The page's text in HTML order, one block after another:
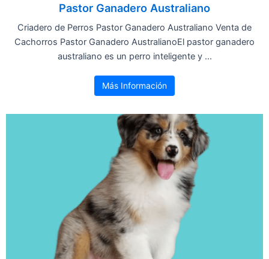
Pastor Ganadero Australiano
Criadero de Perros Pastor Ganadero Australiano Venta de
Cachorros Pastor Ganadero AustralianoEl pastor ganadero
australiano es un perro inteligente y ...
Más Información